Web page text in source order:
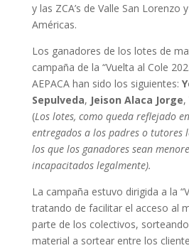
y las ZCA’s de Valle San Lorenzo
Américas.
Los ganadores de los lotes de
campaña de la “Vuelta al Cole
AEPACA han sido los siguientes:
Sepulveda, Jeison Alaca Jorge,
(Los lotes, como queda reflejado
entregados a los padres o tutores
los que los ganadores sean
incapacitados legalmente).
La campaña estuvo dirigida a la
tratando de facilitar el acceso al
parte de los colectivos,
material a sortear entre los